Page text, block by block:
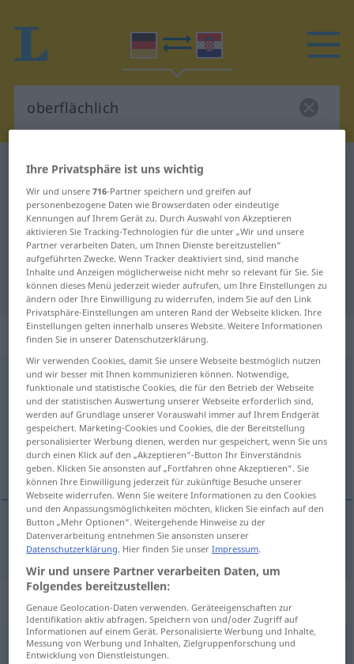
Deutsch-Kroatisch Wörterbuch
Deutsch-Kroatisch Übersetzung für
"oberflächlich"
"oberflächlich" Kroatisch
Übersetzung
„oberflächlich“: Adjektiv
oberflächlichadj
Übersicht aller Übersetzungen
(Für mehr Details die Übersetzung anklicken/antippen)
površan
površan oberflächlich
Synonyme für "oberflächlich"
flüchtig
Ihre Privatsphäre ist uns wichtig
Wir und unsere716-Partner speichern und greifen auf
personenbezogene Daten wie Browserdaten oder eindeutige
Kennungen auf Ihrem Gerät zu. Durch Auswahl von Akzeptieren
aktivieren Sie Tracking-Technologien für die unter „Wir und unsere
Partner verarbeiten Daten, um Ihnen Dienste bereitzustellen“
aufgeführten Zwecke. Wenn Tracker deaktiviert sind, sind manche
Inhalte und Anzeigen möglicherweise nicht mehr so relevant für Sie. Sie
können dieses Menü jederzeit wieder aufrufen, um Ihre Einstellungen zu
ändern oder Ihre Einwilligung zu widerrufen, indem Sie auf den Link
Privatsphäre-Einstellungen am unteren Rand der Webseite klicken. Ihre
Einstellungen gelten innerhalb unseres Website. Weitere Informationen
finden Sie in unserer Datenschutzerklärung.
Wir verwenden Cookies, damit Sie unsere Webseite bestmöglich nutzen
und wir besser mit Ihnen kommunizieren können. Notwendige,
funktionale und statistische Cookies, die für den Betrieb der Webseite
und der statistischen Auswertung unserer Webseite erforderlich sind,
werden auf Grundlage unserer Vorauswahl immer auf Ihrem Endgerät
gespeichert. Marketing-Cookies und Cookies, die der Bereitstellung
personalisierter Werbung dienen, werden nur gespeichert, wenn Sie uns
durch einen Klick auf den „Akzeptieren“-Button Ihr Einverständnis
geben. Klicken Sie ansonsten auf „Fortfahren ohne Akzeptieren“. Sie
können Ihre Einwilligung jederzeit für zukünftige Besuche unserer
Webseite widerrufen. Wenn Sie weitere Informationen zu den Cookies
und den Anpassungsmöglichkeiten möchten, klicken Sie einfach auf den
Button „Mehr Optionen“. Weitergehende Hinweise zu der
Datenverarbeitung entnehmen Sie ansonsten unserer
Datenschutzerklärung. Hier finden Sie unserImpressum.
Wir und unsere Partner verarbeiten Daten, um
Folgendes bereitzustellen:
Genaue Geolocation-Daten verwenden. Geräteeigenschaften zur
Identifikation aktiv abfragen. Speichern von und/oder Zugriff auf
Informationen auf einem Gerät. Personalisierte Werbung und Inhalte,
Messung von Werbung und Inhalten, Zielgruppenforschung und
Entwicklung von Dienstleistungen.